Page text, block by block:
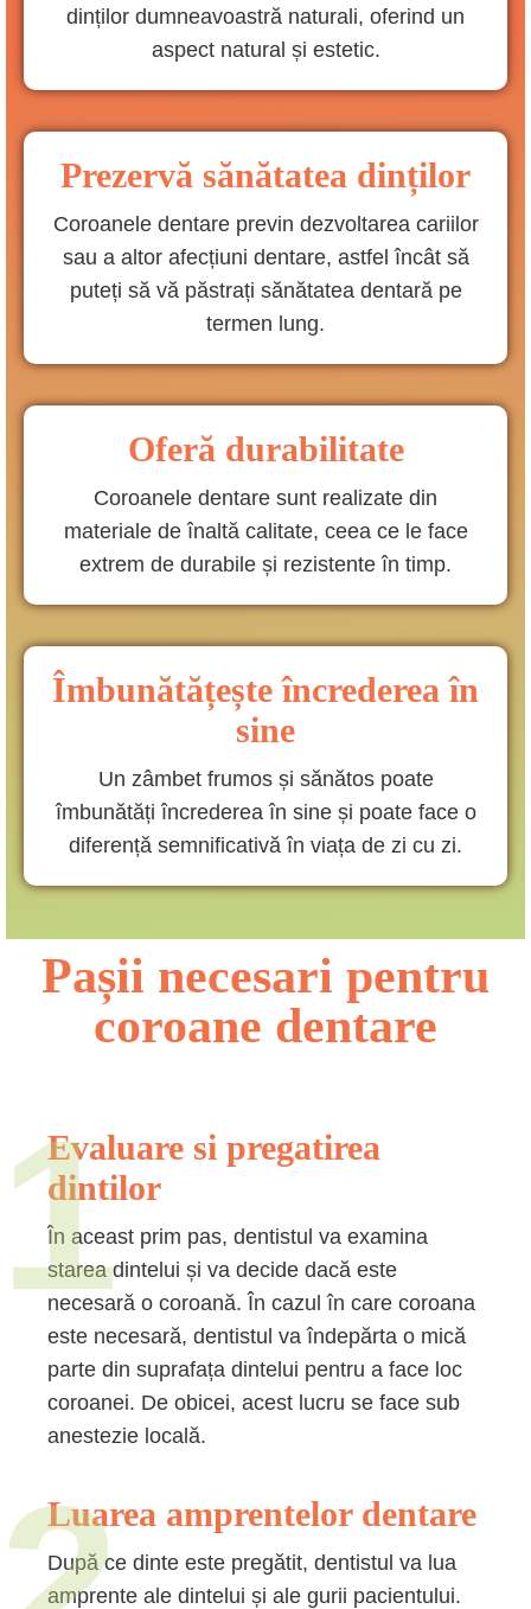
dinților dumneavoastră naturali, oferind un
aspect natural și estetic.
Prezervă sănătatea dinților
Coroanele dentare previn dezvoltarea cariilor
sau a altor afecțiuni dentare, astfel încât să
puteți să vă păstrați sănătatea dentară pe
termen lung.
Oferă durabilitate
Coroanele dentare sunt realizate din
materiale de înaltă calitate, ceea ce le face
extrem de durabile și rezistente în timp.
Îmbunătățește încrederea în
sine
Un zâmbet frumos și sănătos poate
îmbunătăți încrederea în sine și poate face o
diferență semnificativă în viața de zi cu zi.
Pașii necesari pentru
coroane dentare
1
Evaluare si pregatirea
dintilor
În aceast prim pas, dentistul va examina
starea dintelui și va decide dacă este
necesară o coroană. În cazul în care coroana
este necesară, dentistul va îndepărta o mică
parte din suprafața dintelui pentru a face loc
coroanei. De obicei, acest lucru se face sub
anestezie locală.
Luarea amprentelor dentare
După ce dinte este pregătit, dentistul va lua
amprente ale dintelui și ale gurii pacientului.